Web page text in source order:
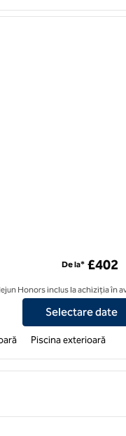
& Spa, un hotel SLH
De la* £402
Honors inclus la achiziția în
Selectare date
Piscina exterioară